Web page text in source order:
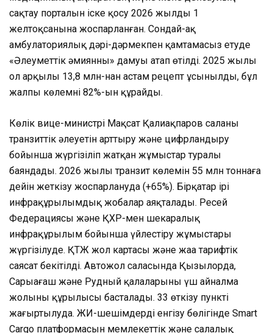
сақтау порталын іске қосу 2026 жылдың 1
желтоқсанына жоспарланған. Сондай-ақ
амбулаториялық дәрі-дәрмекпен қамтамасыз етуде
«Әлеуметтік әмиянның» дамуы атап өтілді. 2025 жылы
ол арқылы 13,8 млн-нан астам рецепт ұсынылды, бұл
жалпы көлемнің 82%-ын құрайды.
Көлік вице-министрі Мақсат Қалиақпаров саланың
транзиттік әлеуетін арттыру және цифрландыру
бойынша жүргізіліп жатқан жұмыстар туралы
баяндады. 2026 жылы транзит көлемін 55 млн тоннаға
дейін жеткізу жоспарлануда (+65%). Бірқатар ірі
инфрақұрылымдық жобалар аяқталады. Ресей
Федерациясы және ҚХР-мен шекаралық
инфрақұрылым бойынша үйлестіру жұмыстары
жүргізілуде. ҚТЖ жол картасы және жаңа тарифтік
саясат бекітілді. Автожол саласында Қызылорда,
Сарыағаш және Рудный қалаларының үш айналма
жолының құрылысы басталады. 33 өткізу пункті
жаңғыртылуда. ЖИ-шешімдерді енгізу бөлігінде Smart
Cargo платформасын мемлекеттік және салалық